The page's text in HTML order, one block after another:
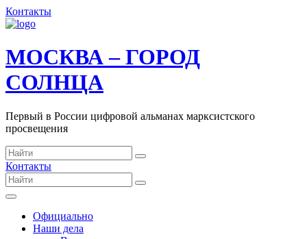
Контакты
МОСКВА – ГОРОД
СОЛНЦА
Первый в России цифровой альманах марксистского
просвещения
Контакты
Официально
Наши дела